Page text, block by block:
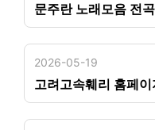
문주란 노래모음 전
2026-05-19
고려고속훼리 홈페